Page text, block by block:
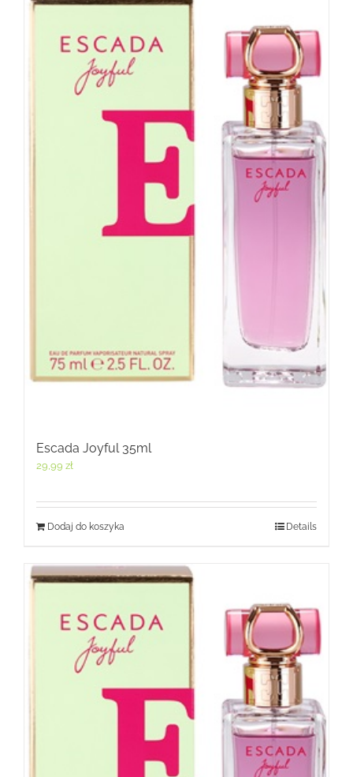
Escada Joyful 35ml
29,99 zł
Dodaj do koszyka Details